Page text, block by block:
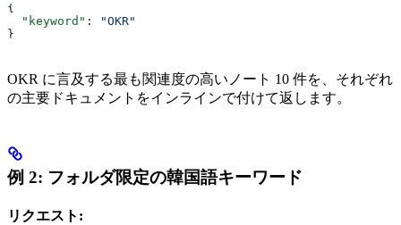
{
  "keyword"
:
"OKR"
}
OKR に言及する最も関連度の高いノート 10 件を、それぞれ
の主要ドキュメントをインラインで付けて返します。
例 2: フォルダ限定の韓国語キーワード
リクエスト: